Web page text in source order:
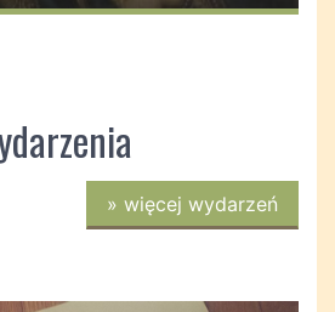
» więcej wydarzeń